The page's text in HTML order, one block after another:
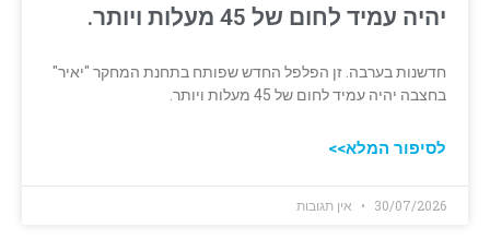
יהיה עמיד לחום של 45 מעלות ויותר.
חדשנות בערבה. זן הפלפל החדש שפותח בתחנת המחקר "יאיר"
בחצבה יהיה עמיד לחום של 45 מעלות ויותר.
לסיפור המלא>>
30/07/2026 אין תגובות